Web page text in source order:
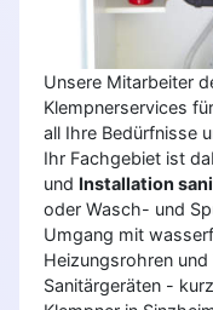
Unsere Mitarbeiter
Klempnerservices
all Ihre Bedürfnisse
Ihr Fachgebiet ist
und Installation
oder Wasch- und
Umgang mit
Heizungsrohren
Sanitärgeräten -